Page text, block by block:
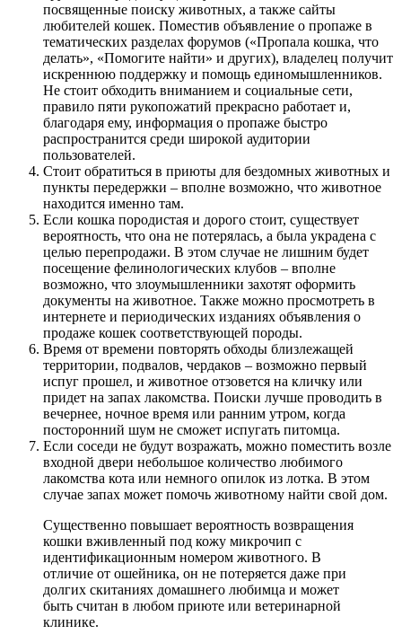
посвященные поиску животных, а также сайты
любителей кошек. Поместив объявление о пропаже в
тематических разделах форумов («Пропала кошка, что
делать», «Помогите найти» и других), владелец получит
искреннюю поддержку и помощь единомышленников.
Не стоит обходить вниманием и социальные сети,
правило пяти рукопожатий прекрасно работает и,
благодаря ему, информация о пропаже быстро
распространится среди широкой аудитории
пользователей.
Стоит обратиться в приюты для бездомных животных и
пункты передержки – вполне возможно, что животное
находится именно там.
Если кошка породистая и дорого стоит, существует
вероятность, что она не потерялась, а была украдена с
целью перепродажи. В этом случае не лишним будет
посещение фелинологических клубов – вполне
возможно, что злоумышленники захотят оформить
документы на животное. Также можно просмотреть в
интернете и периодических изданиях объявления о
продаже кошек соответствующей породы.
Время от времени повторять обходы близлежащей
территории, подвалов, чердаков – возможно первый
испуг прошел, и животное отзовется на кличку или
придет на запах лакомства. Поиски лучше проводить в
вечернее, ночное время или ранним утром, когда
посторонний шум не сможет испугать питомца.
Если соседи не будут возражать, можно поместить возле
входной двери небольшое количество любимого
лакомства кота или немного опилок из лотка. В этом
случае запах может помочь животному найти свой дом.
Существенно повышает вероятность возвращения
кошки вживленный под кожу микрочип с
идентификационным номером животного. В
отличие от ошейника, он не потеряется даже при
долгих скитаниях домашнего любимца и может
быть считан в любом приюте или ветеринарной
клинике.